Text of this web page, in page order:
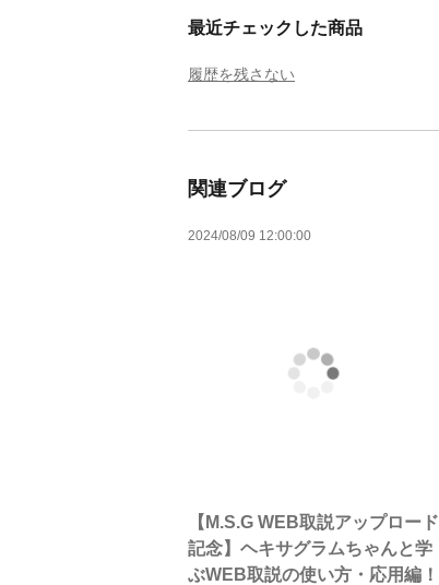
最近チェックした商品
履歴を残さない
関連ブログ
2024/08/09 12:00:00
【M.S.G WEB取説アップロード
記念】ヘキサグラムちゃんと学
ぶWEB取説の使い方・応用編！